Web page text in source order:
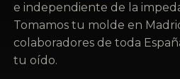
e independiente de la
Tomamos tu molde en
colaboradores de toda
tu oído.